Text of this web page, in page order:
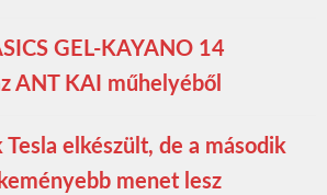
GEL-KAYANO 14
ANT KAI műhelyéből
elkészült, de a második
menet lesz